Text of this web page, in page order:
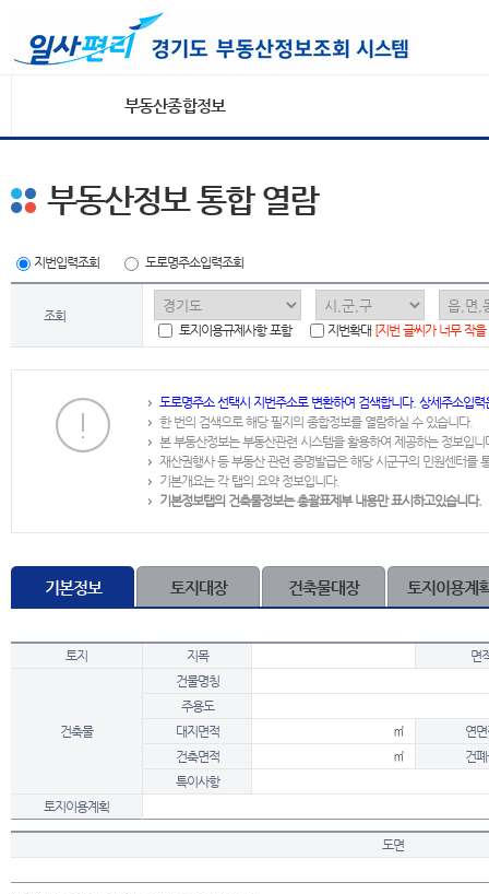
부동산종합정보
부동산정보 통합 열람
지번입력조회 도로명주소입력조회
조회
토지이용규제사항 포함
지번확대 [지번 글씨가 너무 작
도로명주소 선택시 지번주소로 변환하여 검색합니다. 상세주소입
한 번의 검색으로 해당 필지의 종합정보를 열람하실 수 있습니다.
본 부동산정보는 부동산관련 시스템을 활용하여 제공하는 정보입니
재산권행사 등 부동산 관련 증명발급은 해당 시군구의 민원센터를
기본개요는 각 탭의 요약 정보입니다.
기본정보탭의 건축물정보는 총괄표제부 내용만 표시하고있습니다.
기본정보 토지대장 건축물대장 토지이용계
토지 지목 면
건축물
건물명칭
주용도
대지면적
㎡
연
건축면적
㎡
건
특이사항
토지이용계획
도면